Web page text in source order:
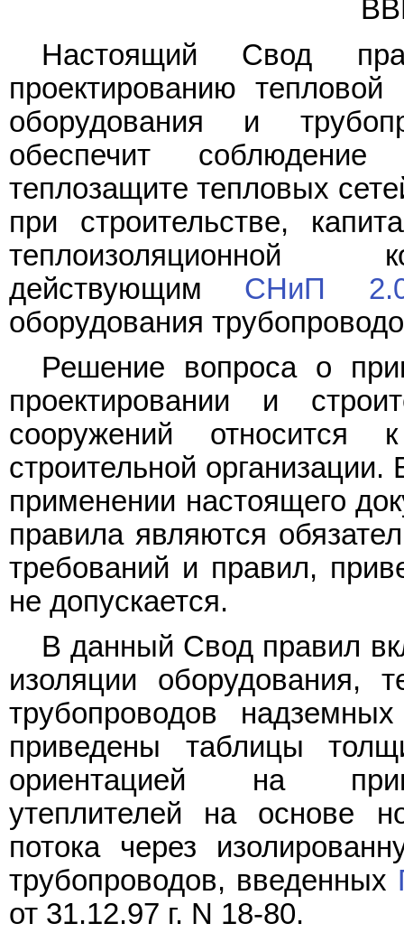
Настоящий Свод
проектированию
оборудования и
обеспечит
теплозащите тепловых
при строительстве,
теплоизоляционной
действующим СНиП
оборудования
Решение вопроса о
проектировании и
сооружений относится
строительной
применении настоящего
правила являются
требований и правил,
не допускается.
В данный Свод правил
изоляции оборудования,
трубопроводов
приведены таблицы
ориентацией на
утеплителей на основе
потока через
трубопроводов, введенных
от 31.12.97 г. N 18-80.